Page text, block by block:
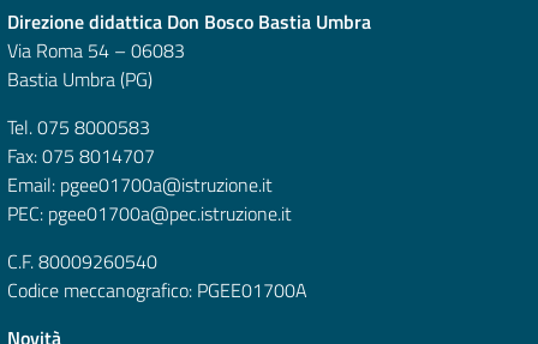
Direzione didattica Don Bosco Bastia Umbra
Via Roma 54 – 06083
Bastia Umbra (PG)
Tel. 075 8000583
Fax: 075 8014707
Email: pgee01700a@istruzione.it
PEC: pgee01700a@pec.istruzione.it
C.F. 80009260540
Codice meccanografico: PGEE01700A
Novità